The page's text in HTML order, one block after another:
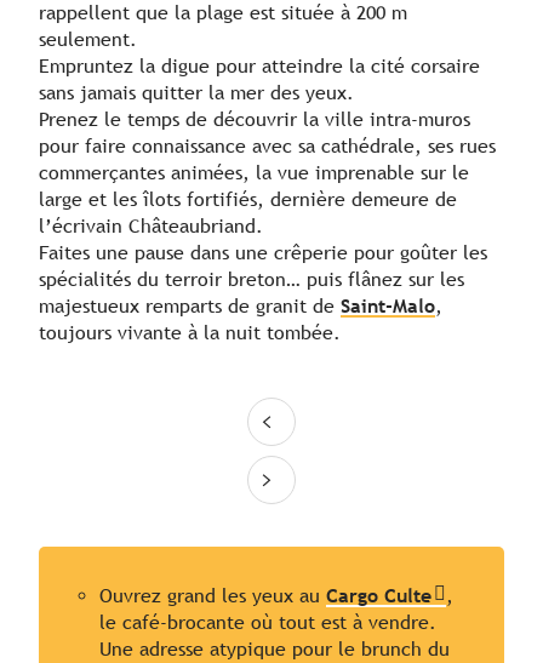
rappellent que la plage est située à 200 m
seulement.
Empruntez la digue pour atteindre la cité corsaire
sans jamais quitter la mer des yeux.
Prenez le temps de découvrir la ville intra-muros
pour faire connaissance avec sa cathédrale, ses rues
commerçantes animées, la vue imprenable sur le
large et les îlots fortifiés, dernière demeure de
l’écrivain Châteaubriand.
Faites une pause dans une crêperie pour goûter les
spécialités du terroir breton… puis flânez sur les
majestueux remparts de granit de Saint-Malo,
toujours vivante à la nuit tombée.
Ouvrez grand les yeux au Cargo Culte
,
le café-brocante où tout est à vendre.
Une adresse atypique pour le brunch du